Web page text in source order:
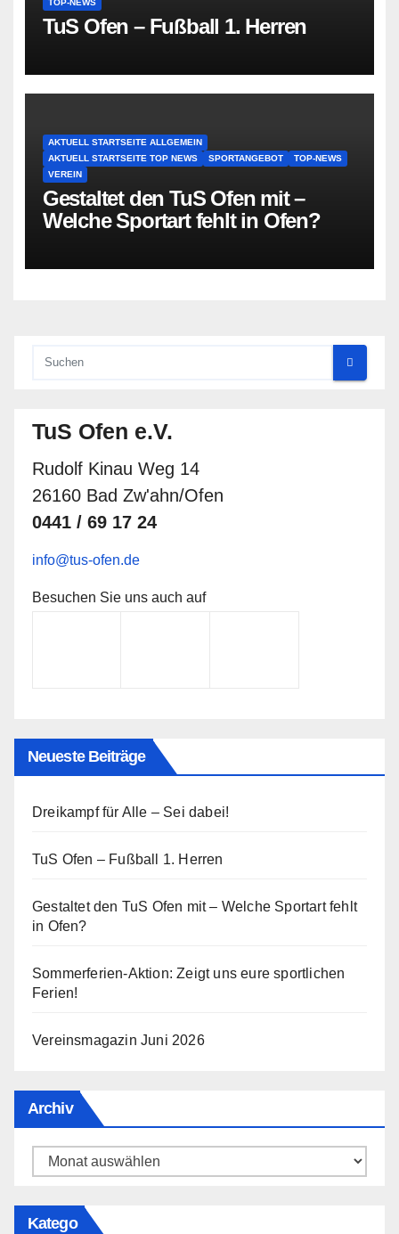
TuS Ofen – Fußball 1. Herren
AKTUELL STARTSEITE ALLGEMEIN
AKTUELL STARTSEITE TOP NEWS
SPORTANGEBOT
TOP-NEWS
VEREIN
Gestaltet den TuS Ofen mit –
Welche Sportart fehlt in Ofen?
TuS Ofen e.V.
Rudolf Kinau Weg 14
26160 Bad Zw'ahn/Ofen
0441 / 69 17 24
info@tus-ofen.de
Besuchen Sie uns auch auf
Neueste Beiträge
Dreikampf für Alle – Sei dabei!
TuS Ofen – Fußball 1. Herren
Gestaltet den TuS Ofen mit – Welche Sportart fehlt
in Ofen?
Sommerferien-Aktion: Zeigt uns eure sportlichen
Ferien!
Vereinsmagazin Juni 2026
Archiv
Archiv
Katego